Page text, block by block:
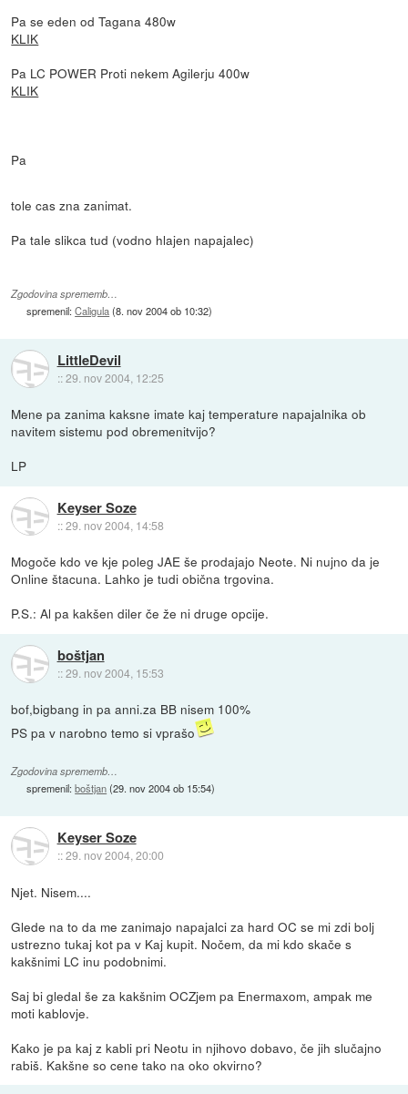
Pa se eden od Tagana 480w
KLIK
Pa LC POWER Proti nekem Agilerju 400w
KLIK
Pa
tole cas zna zanimat.
Pa tale slikca tud (vodno hlajen napajalec)
Zgodovina sprememb…
spremenil:Caligula(8. nov 2004 ob 10:32)
LittleDevil
::29. nov 2004, 12:25
Mene pa zanima kaksne imate kaj temperature napajalnika ob
navitem sistemu pod obremenitvijo?
LP
Keyser Soze
::29. nov 2004, 14:58
Mogoče kdo ve kje poleg JAE še prodajajo Neote. Ni nujno da je
Online štacuna. Lahko je tudi obična trgovina.
P.S.: Al pa kakšen diler če že ni druge opcije.
boštjan
::29. nov 2004, 15:53
bof,bigbang in pa anni.za BB nisem 100%
PS pa v narobno temo si vprašo
Zgodovina sprememb…
spremenil:boštjan(29. nov 2004 ob 15:54)
Keyser Soze
::29. nov 2004, 20:00
Njet. Nisem....
Glede na to da me zanimajo napajalci za hard OC se mi zdi bolj
ustrezno tukaj kot pa v Kaj kupit. Nočem, da mi kdo skače s
kakšnimi LC inu podobnimi.
Saj bi gledal še za kakšnim OCZjem pa Enermaxom, ampak me
moti kablovje.
Kako je pa kaj z kabli pri Neotu in njihovo dobavo, če jih slučajno
rabiš. Kakšne so cene tako na oko okvirno?